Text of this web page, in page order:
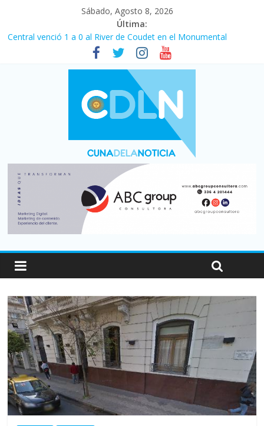
Sábado, Agosto 8, 2026
Última:
Central venció 1 a 0 al River de Coudet en el Monumental
La morosidad alcanzó su nivel más alto en dos décadas y ya
afecta a 400 mil deudores en Santa Fe
Desde que asumió Milei cerraron 41.000 kioscos: el sector
denuncia crisis como en 2001
Vacaciones de invierno con más movimiento y consumo
turístico: 4,6 millones de personas viajaron por el país, un 5,9%
Fuerte caída de la venta de autos usados en julio: bajó un 12,6%